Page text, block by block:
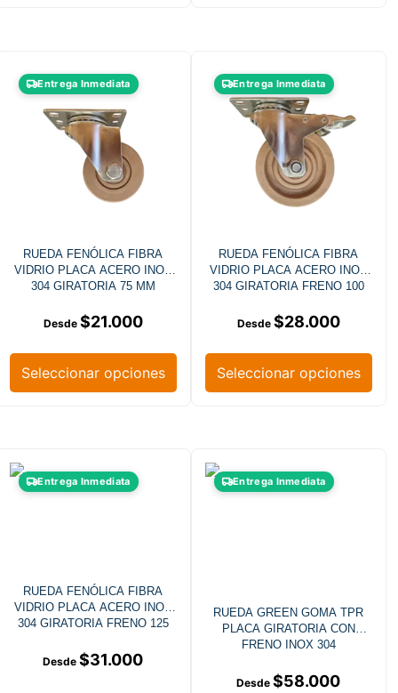
Entrega Inmediata
RUEDA FENÓLICA FIBRA
VIDRIO PLACA ACERO INOX
304 GIRATORIA 75 MM
$21.000
Seleccionar opciones
Entrega Inmediata
RUEDA FENÓLICA FIBRA
VIDRIO PLACA ACERO INOX
304 GIRATORIA FRENO 100
$28.000
Seleccionar opciones
Entrega Inmediata
RUEDA FENÓLICA FIBRA
VIDRIO PLACA ACERO INOX
304 GIRATORIA FRENO 125
$31.000
Entrega Inmediata
RUEDA GREEN GOMA TPR
PLACA GIRATORIA CON
FRENO INOX 304
$58.000